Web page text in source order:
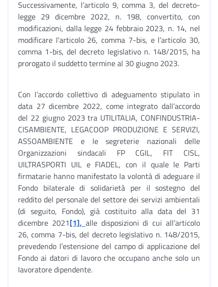
Successivamente, l’articolo 9, comma 3, del decreto-
legge 29 dicembre 2022, n. 198, convertito, con
modificazioni, dalla legge 24 febbraio 2023, n. 14, nel
modificare l'articolo 26, comma 7-bis, e l’articolo 30,
comma 1-bis, del decreto legislativo n. 148/2015, ha
prorogato il suddetto termine al 30 giugno 2023.
Con l’accordo collettivo di adeguamento stipulato in
data 27 dicembre 2022, come integrato dall’accordo
del 22 giugno 2023 tra UTILITALIA, CONFINDUSTRIA-
CISAMBIENTE, LEGACOOP PRODUZIONE E SERVIZI,
ASSOAMBIENTE e le segreterie nazionali delle
Organizzazioni sindacali FP CGIL, FIT CISL,
UILTRASPORTI UIL e FIADEL, con il quale le Parti
firmatarie hanno manifestato la volontà di adeguare il
Fondo bilaterale di solidarietà per il sostegno del
reddito del personale del settore dei servizi ambientali
(di seguito, Fondo), già costituito alla data del 31
dicembre 2021[1], alle disposizioni di cui all’articolo
26, comma 7-bis, del decreto legislativo n. 148/2015,
prevedendo l’estensione del campo di applicazione del
Fondo ai datori di lavoro che occupano anche solo un
lavoratore dipendente.